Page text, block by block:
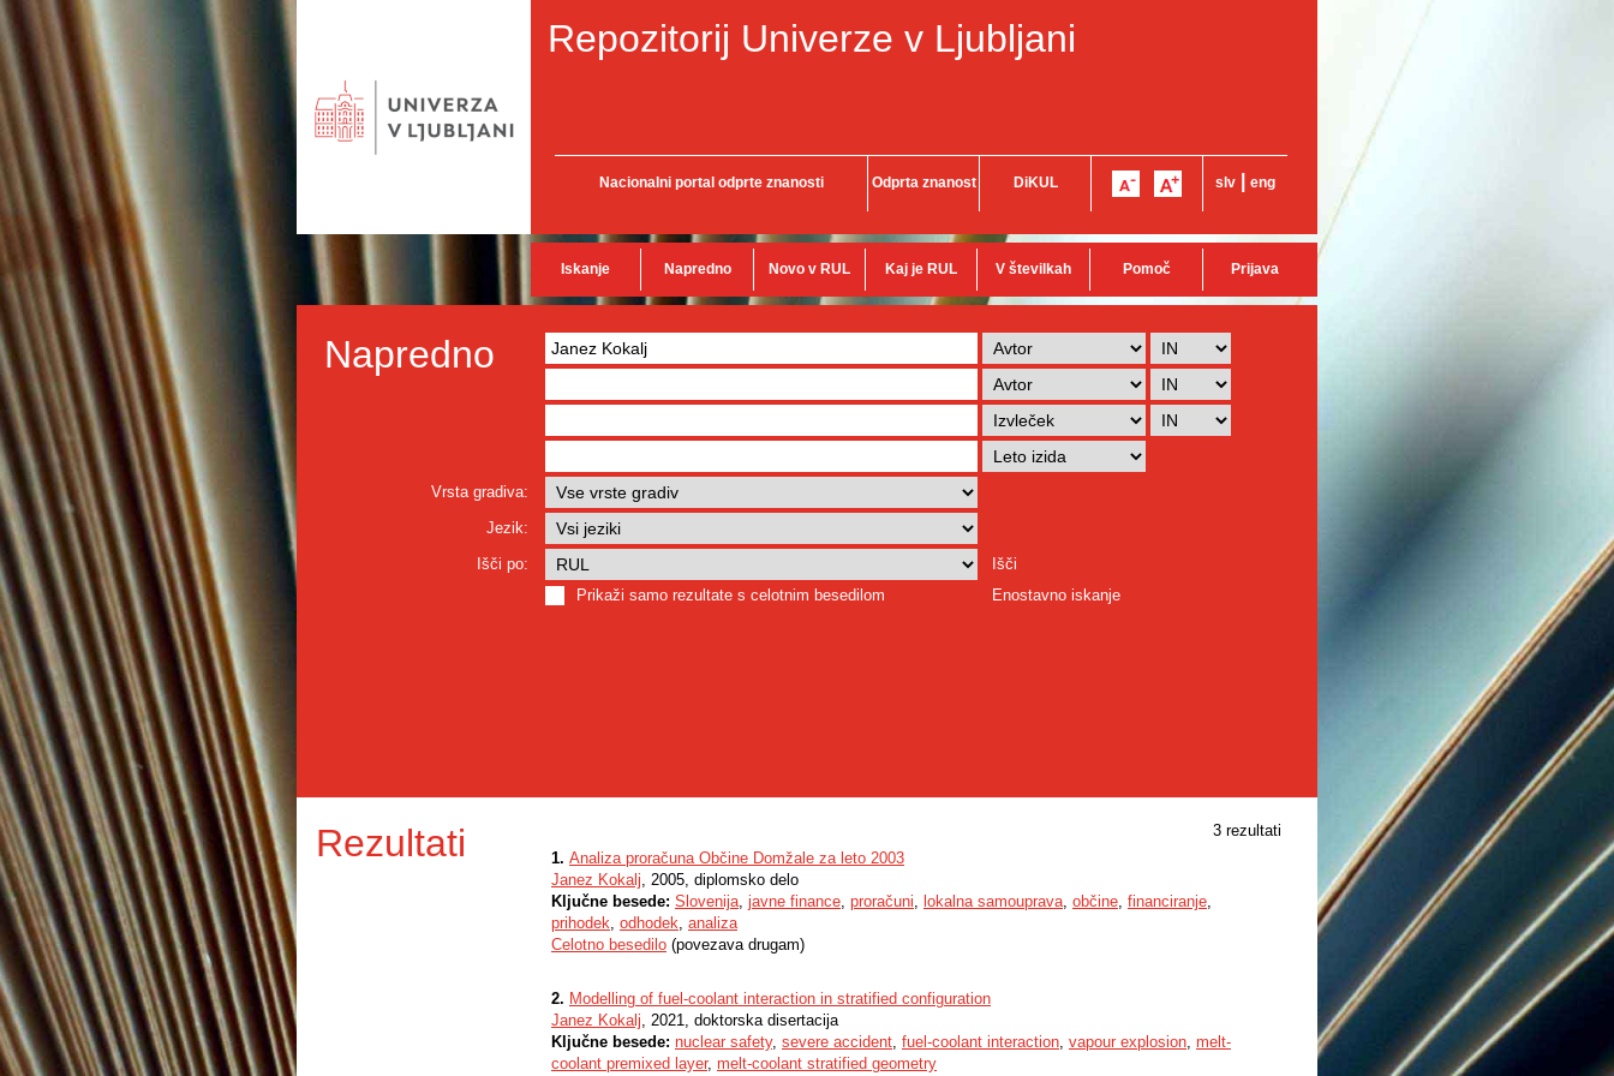
Repozitorij Univerze v Ljubljani
Nacionalni portal odprte znanosti Odprta znanost DiKUL slv eng
Iskanje Napredno Novo v RUL Kaj je RUL V številkah Pomoč Prijava
Napredno
Vrsta gradiva:
Jezik:
Išči po:
Išči
Prikaži samo rezultate s celotnim besedilom
Enostavno iskanje
Rezultati
3 rezultati
1. Analiza proračuna Občine Domžale za leto 2003
Janez Kokalj, 2005, diplomsko delo
Ključne besede: Slovenija, javne finance, proračuni, lokalna samouprava, občine, financiranje,
prihodek, odhodek, analiza
Celotno besedilo (povezava drugam)
2. Modelling of fuel-coolant interaction in stratified configuration
Janez Kokalj, 2021, doktorska disertacija
Ključne besede: nuclear safety, severe accident, fuel-coolant interaction, vapour explosion, melt-
coolant premixed layer, melt-coolant stratified geometry